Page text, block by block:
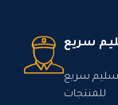
سريع
سريع
للمنتجات